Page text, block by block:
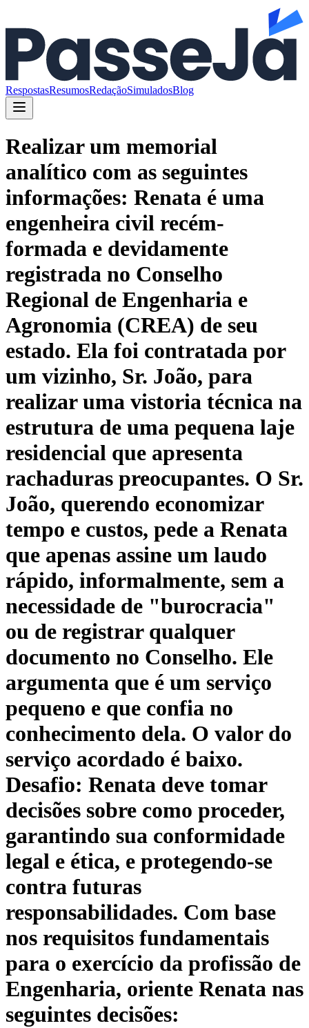
RespostasResumosRedaçãoSimuladosBlog
Realizar um memorial
analítico com as seguintes
informações: Renata é uma
engenheira civil recém-
formada e devidamente
registrada no Conselho
Regional de Engenharia e
Agronomia (CREA) de seu
estado. Ela foi contratada por
um vizinho, Sr. João, para
realizar uma vistoria técnica na
estrutura de uma pequena laje
residencial que apresenta
rachaduras preocupantes. O Sr.
João, querendo economizar
tempo e custos, pede a Renata
que apenas assine um laudo
rápido, informalmente, sem a
necessidade de "burocracia"
ou de registrar qualquer
documento no Conselho. Ele
argumenta que é um serviço
pequeno e que confia no
conhecimento dela. O valor do
serviço acordado é baixo.
Desafio: Renata deve tomar
decisões sobre como proceder,
garantindo sua conformidade
legal e ética, e protegendo-se
contra futuras
responsabilidades. Com base
nos requisitos fundamentais
para o exercício da profissão de
Engenharia, oriente Renata nas
seguintes decisões: